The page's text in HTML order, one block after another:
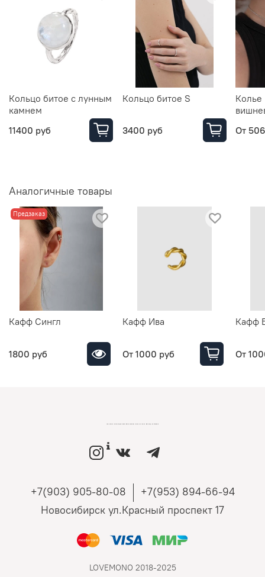
Кольцо битое с лунным
камнем
11400 руб
Кольцо битое S
3400 руб
Колье
От
Аналогичные товары
Предзаказ
Кафф Сингл
1800 руб
Кафф Ива
От 1000 руб
Кафф
От
+7(903) 905-80-08
+7(953) 894-66-94
Новосибирск ул.Красный проспект 17
LOVEMONO 2018-2025